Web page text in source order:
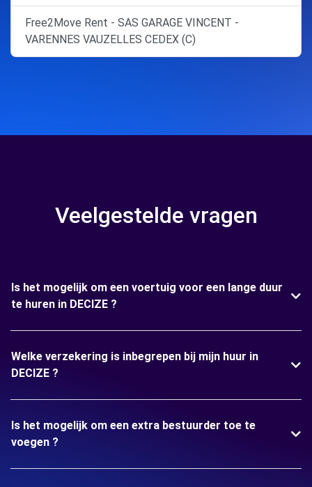
Free2Move Rent - SAS GARAGE VINCENT -
VARENNES VAUZELLES CEDEX (C)
Veelgestelde vragen
Is het mogelijk om een voertuig voor een lange duur
te huren in DECIZE ?
Welke verzekering is inbegrepen bij mijn huur in
DECIZE ?
Is het mogelijk om een extra bestuurder toe te
voegen ?